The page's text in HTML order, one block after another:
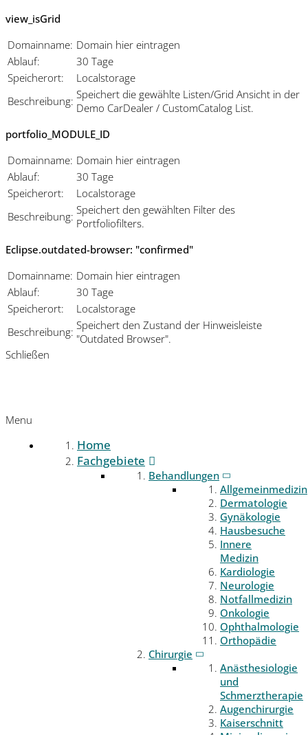
view_isGrid
Domainname: Domain hier eintragen
Ablauf:
30 Tage
Speicherort:
Localstorage
Beschreibung: Speichert die gewählte Listen/Grid Ansicht in der
Demo CarDealer / CustomCatalog List.
portfolio_MODULE_ID
Domainname: Domain hier eintragen
Ablauf:
30 Tage
Speicherort:
Localstorage
Beschreibung: Speichert den gewählten Filter des
Portfoliofilters.
Eclipse.outdated-browser: "confirmed"
Domainname: Domain hier eintragen
Ablauf:
30 Tage
Speicherort:
Localstorage
Beschreibung: Speichert den Zustand der Hinweisleiste
"Outdated Browser".
Schließen
Menu
Home
Fachgebiete
Behandlungen
Allgemeinmedizin
Dermatologie
Gynäkologie
Hausbesuche
Innere
Medizin
Kardiologie
Neurologie
Notfallmedizin
Onkologie
Ophthalmologie
Orthopädie
Chirurgie
Anästhesiologie
und
Schmerztherapie
Augenchirurgie
Kaiserschnitt